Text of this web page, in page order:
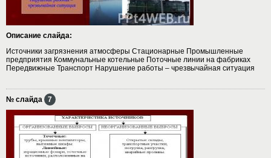
Описание слайда:
Источники загрязнения атмосферы Стационарные Промышленные
предприятия Коммунальные котельные Поточные линии на фабриках
Передвижные Транспорт Нарушение работы – чрезвычайная ситуация
№ слайда 7